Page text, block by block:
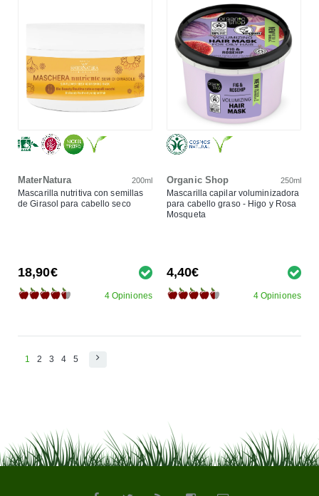
MaterNatura 200ml
Mascarilla nutritiva con semillas
de Girasol para cabello seco
18,90€
4 Opiniones
Organic Shop 250ml
Mascarilla capilar voluminizadora
para cabello graso - Higo y Rosa
Mosqueta
4,40€
4 Opiniones
1 2 3 4 5